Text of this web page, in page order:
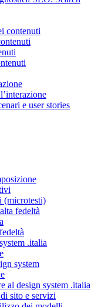
contenuti
e user stories
(microtesti)
fedeltà
.italia
system
al design system .italia
sito e servizi